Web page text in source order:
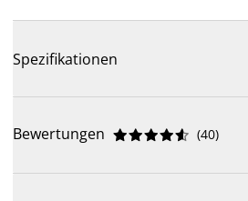
Spezifikationen
Bewertungen 




 (40)